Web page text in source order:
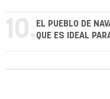
10. EL PUEBLO DE
QUE ES IDEAL